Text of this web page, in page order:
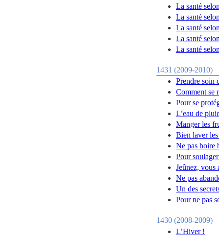
La santé
La santé
La santé
La santé
La santé
1431 (2009-2010)
Prendre soin
Comment se
Pour se
L’eau de
Manger les
Bien laver
Ne pas boire
Pour
Jeûnez, vous
Ne pas
Un des
Pour ne pas
1430 (2008-2009)
L’Hiver !